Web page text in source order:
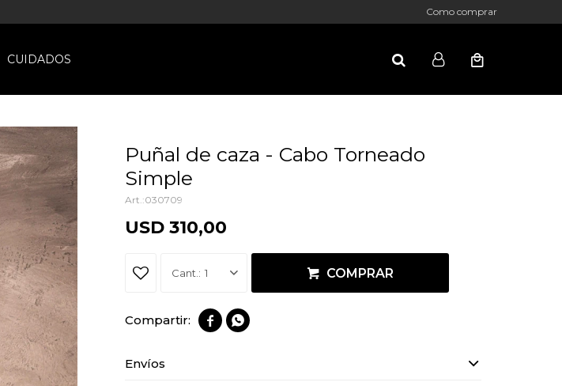
CUIDADOS
Como comprar
Puñal de caza - Cabo Torneado
Simple
030709
USD 310,00
1 COMPRAR
 
Envíos